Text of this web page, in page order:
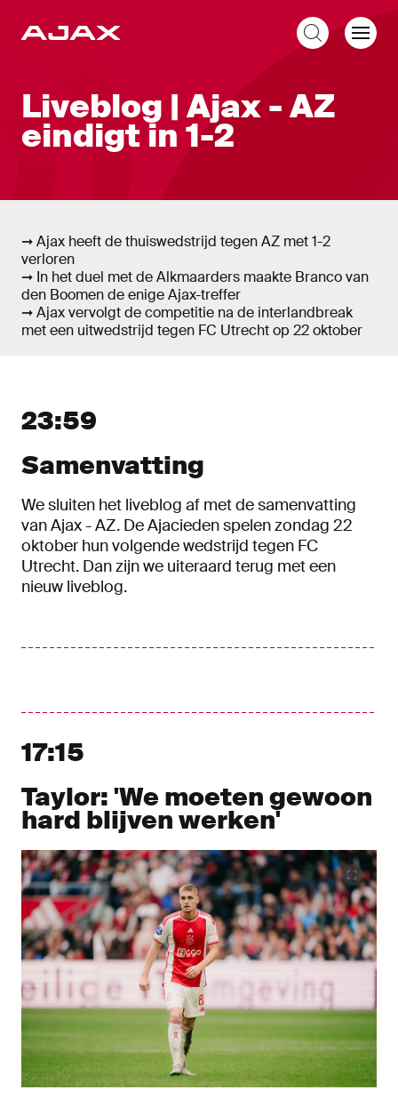
Liveblog
Liveblog | Ajax - AZ
eindigt in 1-2
➞ Ajax heeft de thuiswedstrijd tegen AZ met 1-2
verloren
➞ In het duel met de Alkmaarders maakte Branco van
den Boomen de enige Ajax-treffer
➞ Ajax vervolgt de competitie na de interlandbreak
met een uitwedstrijd tegen FC Utrecht op 22 oktober
23:59
Samenvatting
We sluiten het liveblog af met de samenvatting
van Ajax - AZ. De Ajacieden spelen zondag 22
oktober hun volgende wedstrijd tegen FC
Utrecht. Dan zijn we uiteraard terug met een
nieuw liveblog.
17:15
Taylor: 'We moeten gewoon
hard blijven werken'